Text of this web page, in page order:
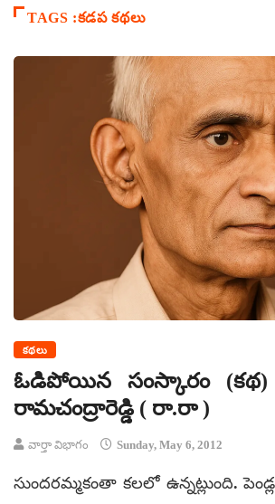
TAGS :కడప కథలు
కథలు
ఓడిపోయిన సంస్కారం (కథ)
రామచంద్రారెడ్డి ( రా.రా )
వార్తా విభాగం Sunday, May 6, 2012
సుందరమ్మకంతా కలలో ఉన్నట్లుంది.